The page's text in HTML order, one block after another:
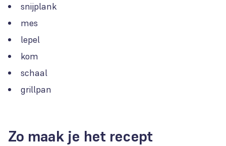
snijplank
mes
lepel
kom
schaal
grillpan
Zo maak je het recept